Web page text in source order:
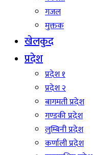
गजल
मुक्तक
खेलकुद
प्रदेश
प्रदेश १
प्रदेश २
बागमती प्रदेश
गण्डकी प्रदेश
लुम्बिनी प्रदेश
कर्णाली प्रदेश